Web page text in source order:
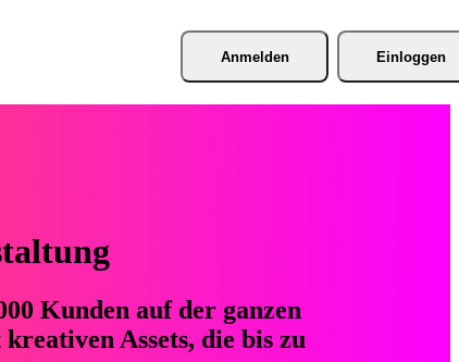
Anmelden Einloggen
Kunden auf der ganzen
Assets, die bis zu